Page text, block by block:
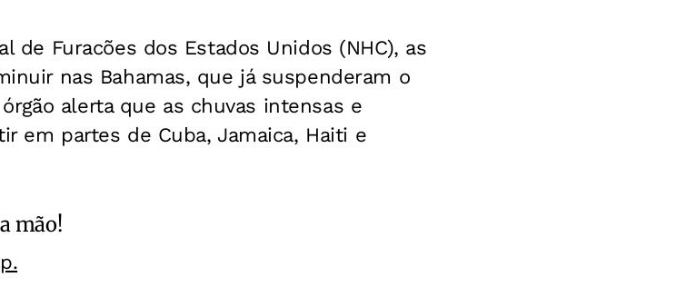
de Furacões dos Estados Unidos (NHC), as
nas Bahamas, que já suspenderam o
alerta que as chuvas intensas e
em partes de Cuba, Jamaica, Haiti e
mão!